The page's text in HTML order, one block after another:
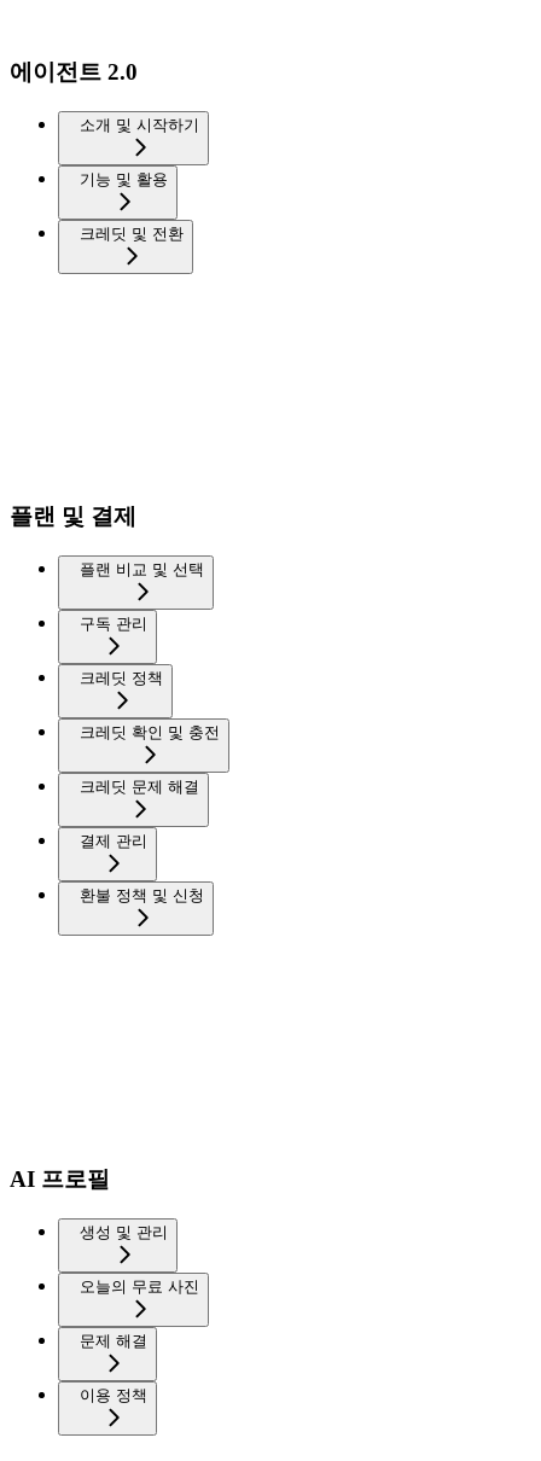
에이전트 2.0
소개 및 시작하기
기능 및 활용
크레딧 및 전환
플랜 및 결제
플랜 비교 및 선택
구독 관리
크레딧 정책
크레딧 확인 및 충전
크레딧 문제 해결
결제 관리
환불 정책 및 신청
AI 프로필
생성 및 관리
오늘의 무료 사진
문제 해결
이용 정책